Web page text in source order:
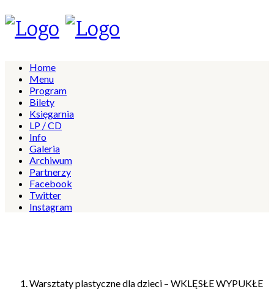
Home
Menu
Program
Bilety
Księgarnia
LP / CD
Info
Galeria
Archiwum
Partnerzy
Facebook
Twitter
Instagram
Warsztaty plastyczne dla dzieci – WKLĘSŁE WYPUKŁE